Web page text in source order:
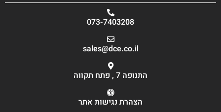
073-7403208
sales@dce.co.il
התנופה 7 , פתח תקווה
הצהרת נגישות אתר